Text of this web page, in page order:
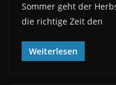
Sommer geht der
die richtige Zeit den
Weiterlesen